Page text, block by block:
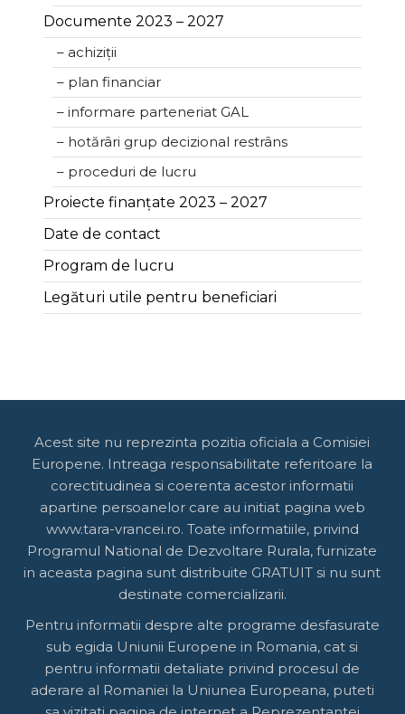
Documente 2023 – 2027
– achiziții
– plan financiar
– informare parteneriat GAL
– hotărâri grup decizional restrâns
– proceduri de lucru
Proiecte finanțate 2023 – 2027
Date de contact
Program de lucru
Legături utile pentru beneficiari
Acest site nu reprezinta pozitia oficiala a Comisiei
Europene. Intreaga responsabilitate referitoare la
corectitudinea si coerenta acestor informatii
apartine persoanelor care au initiat pagina web
www.tara-vrancei.ro. Toate informatiile, privind
Programul National de Dezvoltare Rurala, furnizate
in aceasta pagina sunt distribuite GRATUIT si nu sunt
destinate comercializarii.
Pentru informatii despre alte programe desfasurate
sub egida Uniunii Europene in Romania, cat si
pentru informatii detaliate privind procesul de
aderare al Romaniei la Uniunea Europeana, puteti